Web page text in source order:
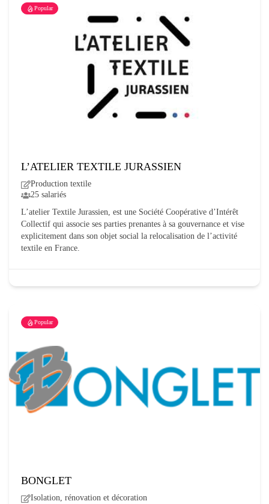
Popular
L’ATELIER TEXTILE JURASSIEN
Production textile
25 salariés
L’atelier Textile Jurassien, est une Société Coopérative d’Intérêt
Collectif qui associe ses parties prenantes à sa gouvernance et vise
explicitement dans son objet social la relocalisation de l’activité
textile en France.
Popular
BONGLET
Isolation, rénovation et décoration